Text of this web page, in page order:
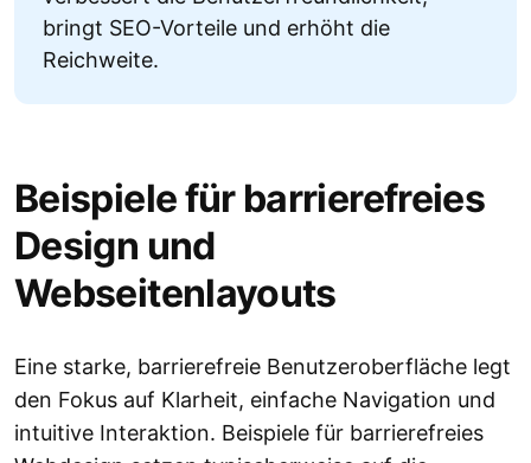
bringt SEO-Vorteile und erhöht die
Reichweite.
Beispiele für barrierefreies
Design und
Webseitenlayouts
Eine starke, barrierefreie Benutzeroberfläche legt
den Fokus auf Klarheit, einfache Navigation und
intuitive Interaktion. Beispiele für barrierefreies